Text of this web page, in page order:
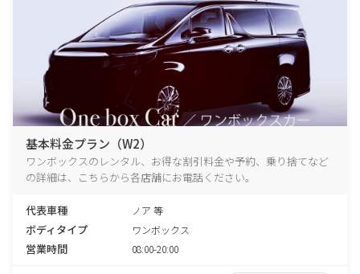
基本料金プラン（W2）
ワンボックスのレンタル、お得な割引料金や予約、乗り捨てなど
の詳細は、こちらから各店舗にお電話ください。
代表車種 ノア 等
ボディタイプ ワンボックス
営業時間 08:00-20:00